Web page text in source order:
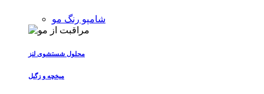
شامپو رنگ مو
محلول شستشوی لنز
میخچه و زگیل